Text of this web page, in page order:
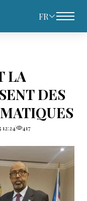
FR
LA
DES
417